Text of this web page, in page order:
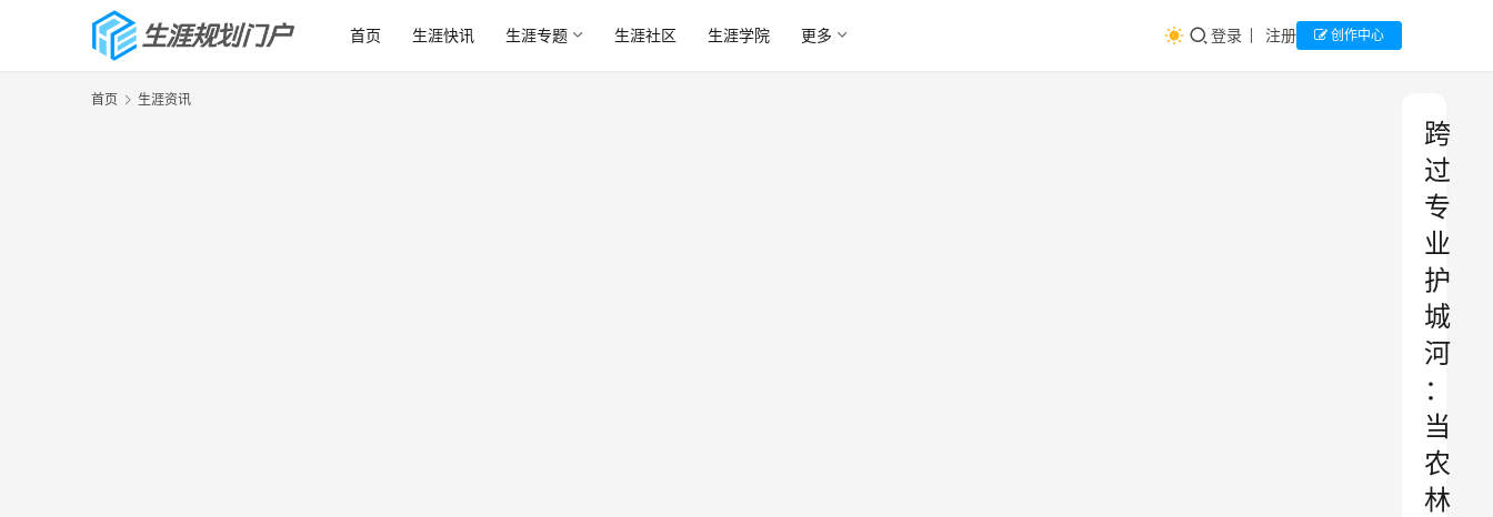
首页 生涯快讯 生涯专题 生涯社区 生涯学院 更多 登录 注册 创作中心
首页 生涯资讯
跨
过
专
业
护
城
河
：
当
农
林